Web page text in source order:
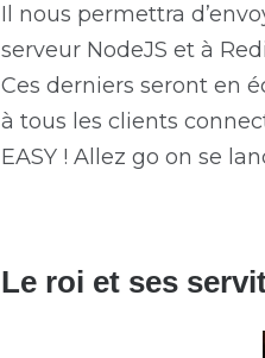
Il nous permettra
serveur NodeJS et à
Ces derniers seront en
à tous les clients
EASY ! Allez go on se
Le roi et ses